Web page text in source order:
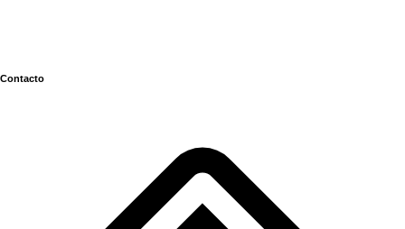
Contacto